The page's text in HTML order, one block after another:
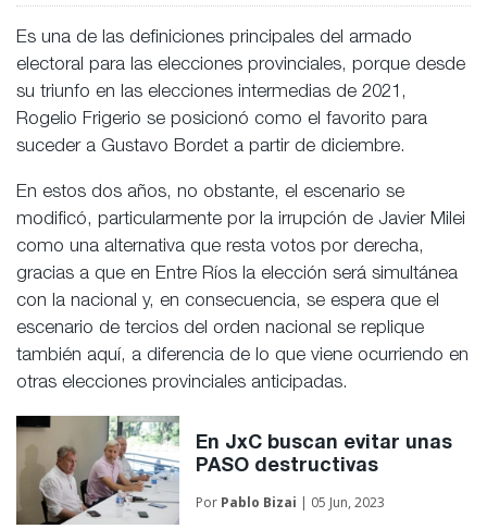
Es una de las definiciones principales del armado
electoral para las elecciones provinciales, porque desde
su triunfo en las elecciones intermedias de 2021,
Rogelio Frigerio se posicionó como el favorito para
suceder a Gustavo Bordet a partir de diciembre.
En estos dos años, no obstante, el escenario se
modificó, particularmente por la irrupción de Javier Milei
como una alternativa que resta votos por derecha,
gracias a que en Entre Ríos la elección será simultánea
con la nacional y, en consecuencia, se espera que el
escenario de tercios del orden nacional se replique
también aquí, a diferencia de lo que viene ocurriendo en
otras elecciones provinciales anticipadas.
En JxC buscan evitar unas
PASO destructivas
Por Pablo Bizai | 05 Jun, 2023